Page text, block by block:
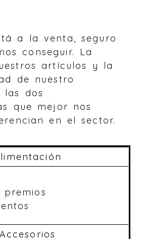
a la venta, seguro
conseguir. La
artículos y la
de nuestro
las dos
que mejor nos
en el sector.
Accesorios